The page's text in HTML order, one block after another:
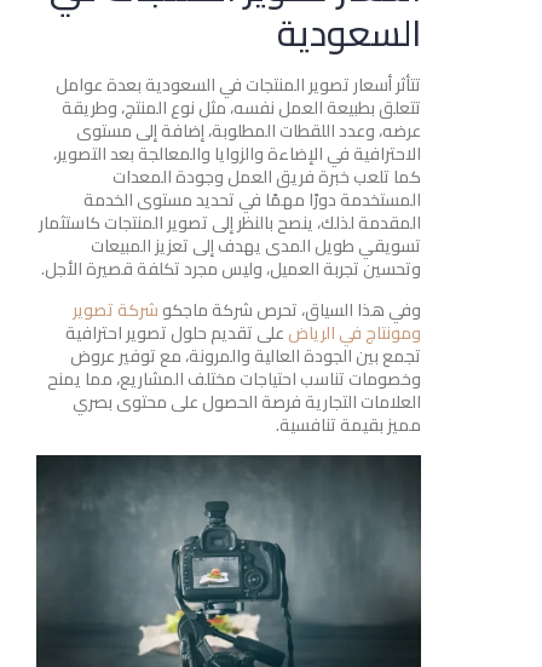
السعودية
تتأثر أسعار تصوير المنتجات في السعودية بعدة عوامل
تتعلق بطبيعة العمل نفسه، مثل نوع المنتج، وطريقة
عرضه، وعدد اللقطات المطلوبة، إضافة إلى مستوى
الاحترافية في الإضاءة والزوايا والمعالجة بعد التصوير،
كما تلعب خبرة فريق العمل وجودة المعدات
المستخدمة دورًا مهمًا في تحديد مستوى الخدمة
المقدمة لذلك، ينصح بالنظر إلى تصوير المنتجات كاستثمار
تسويقي طويل المدى يهدف إلى تعزيز المبيعات
وتحسين تجربة العميل، وليس مجرد تكلفة قصيرة الأجل.
وفي هذا السياق، تحرص شركة ماجكوشركة تصوير
ومونتاج في الرياضعلى تقديم حلول تصوير احترافية
تجمع بين الجودة العالية والمرونة، مع توفير عروض
وخصومات تناسب احتياجات مختلف المشاريع، مما يمنح
العلامات التجارية فرصة الحصول على محتوى بصري
مميز بقيمة تنافسية.